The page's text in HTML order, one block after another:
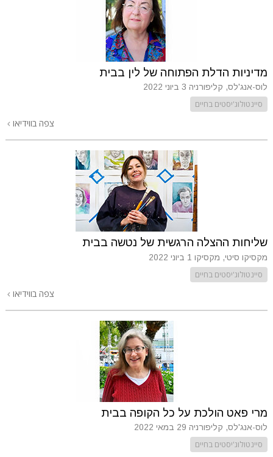
מדיניות הדלת הפתוחה של לין בבית
לוס-אנג'לס, קליפורניה 3 ביוני 2022
סיינטולוג'יסטים בחיים
צפה בווידיאו
שליחות ההצלה הרגשית של נטשה בבית
מקסיקו סיטי, מקסיקו 1 ביוני 2022
סיינטולוג'יסטים בחיים
צפה בווידיאו
מרי פאט הולכת על כל הקופה בבית
לוס-אנג'לס, קליפורניה 29 במאי 2022
סיינטולוג'יסטים בחיים